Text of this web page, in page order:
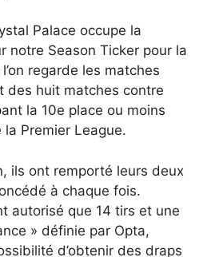
Palace occupe la
notre Season Ticker pour la
regarde les matches
des huit matches contre
la 10e place ou moins
Premier League.
ils ont remporté leurs deux
à chaque fois.
autorisé que 14 tirs et une
» définie par Opta,
d’obtenir des draps